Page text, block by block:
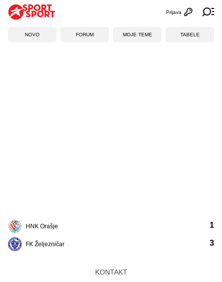
Otvori
Prijava
NOVO FORUM MOJE TEME TABELE
HNK Orašje
FK Željezničar
1
3
KONTAKT